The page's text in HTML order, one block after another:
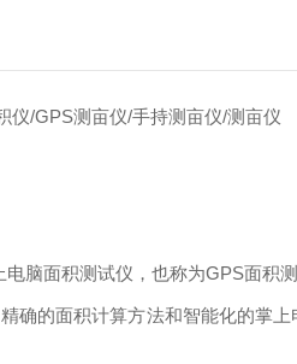
仪/GPS测亩仪/手持测亩仪/测亩仪
电脑面积测试仪，也称为GPS面积
确的面积计算方法和智能化的掌